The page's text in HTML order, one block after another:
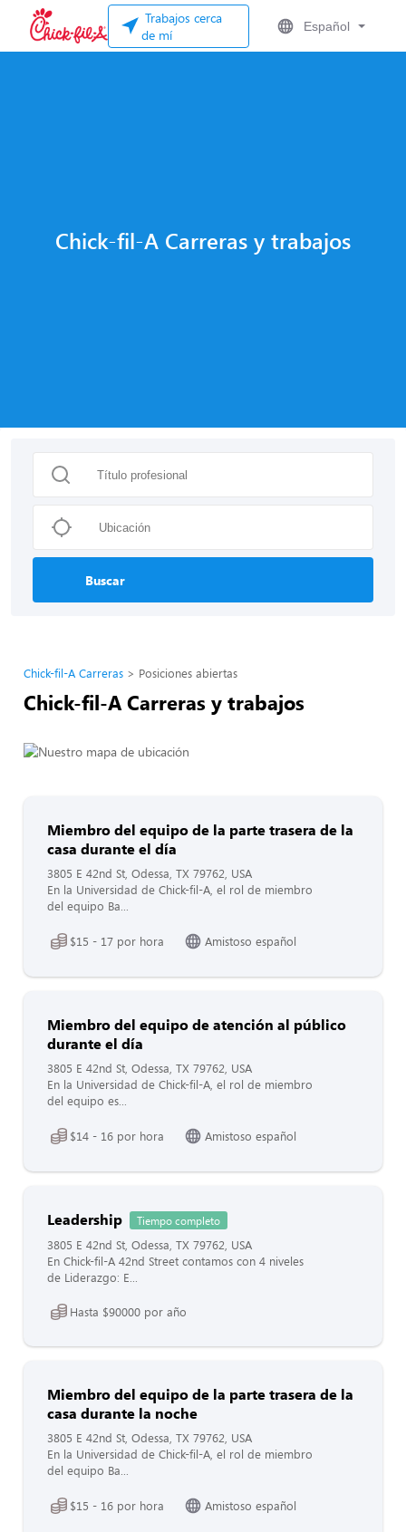
Trabajos cerca
de mí
Español
Chick-fil-A Carreras y trabajos
Buscar
Chick-fil-A Carreras Posiciones abiertas
Chick-fil-A Carreras y trabajos
Miembro del equipo de la parte trasera de la
casa durante el día
3805 E 42nd St, Odessa, TX 79762, USA
En la Universidad de Chick-fil-A, el rol de miembro
del equipo Ba...
$15 - 17 por hora Amistoso español
Miembro del equipo de atención al público
durante el día
3805 E 42nd St, Odessa, TX 79762, USA
En la Universidad de Chick-fil-A, el rol de miembro
del equipo es...
$14 - 16 por hora Amistoso español
Leadership Tiempo completo
3805 E 42nd St, Odessa, TX 79762, USA
En Chick-fil-A 42nd Street contamos con 4 niveles
de Liderazgo: E...
Hasta $90000 por año
Miembro del equipo de la parte trasera de la
casa durante la noche
3805 E 42nd St, Odessa, TX 79762, USA
En la Universidad de Chick-fil-A, el rol de miembro
del equipo Ba...
$15 - 16 por hora Amistoso español